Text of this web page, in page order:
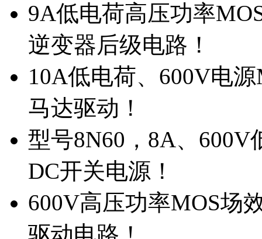
9A低电荷高压功率
逆变器后级电路！
10A低电荷、600V电
马达驱动！
型号8N60，8A、
DC开关电源！
600V高压功率MOS场